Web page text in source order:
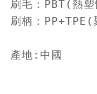
刷毛：PBT(熱
刷柄：PP+TPE(
產地:中國